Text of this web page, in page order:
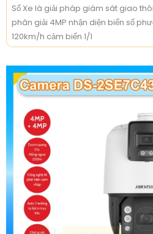
Số Xe là giải pháp giám sát giao
phân giải 4MP nhận diện biển số
120km/h cảm biến 1/1